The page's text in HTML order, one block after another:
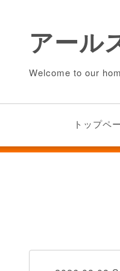
アール
Welcome to our
トップペ